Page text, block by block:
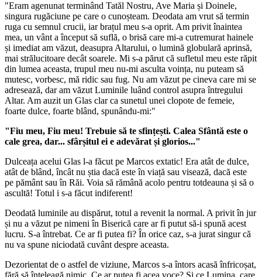
"Eram agenunat terminând Tatăl Nostru, Ave Maria și Doinele,
singura rugăciune pe care o cunoșteam. Deodata am vrut să termin
ruga cu semnul crucii, iar brațul meu s-a oprit. Am privit înaintea
mea, un vânt a început să suflă, o brisă care mi-a cutremurat hainele
și imediat am văzut, deasupra Altarului, o lumină globulară aprinsă,
mai strălucitoare decât soarele. Mi s-a părut că sufletul meu este răpit
din lumea aceasta, trupul meu nu-mi asculta voința, nu puteam să
mutesc, vorbesc, mă ridic sau fug. Nu am văzut pe cineva care mi se
adresează, dar am văzut Luminile luând control asupra întregului
Altar. Am auzit un Glas clar ca sunetul unei clopote de femeie,
foarte dulce, foarte blând, spunându-mi:"
"Fiu meu, Fiu meu! Trebuie să te sfințești. Calea Sfântă este o
cale grea, dar... sfârșitul ei e adevărat și glorios..."
Dulceața acelui Glas l-a făcut pe Marcos extatic! Era atât de dulce,
atât de blând, încât nu știa dacă este în viață sau visează, dacă este
pe pământ sau în Răi. Voia să rămână acolo pentru totdeauna și să o
ascultă! Totul i s-a făcut indiferent!
Deodată luminile au dispărut, totul a revenit la normal. A privit în jur
și nu a văzut pe nimeni în Biserică care ar fi putut să-i spună acest
lucru. S-a întrebat. Ce ar fi putea fi? În orice caz, s-a jurat singur că
nu va spune niciodată cuvânt despre aceasta.
Dezorientat de o astfel de viziune, Marcos s-a întors acasă înfricoșat,